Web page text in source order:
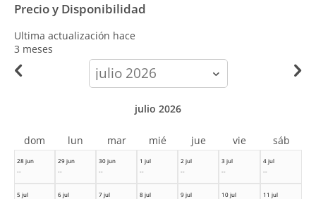
Precio y Disponibilidad
Ultima actualización hace
3 meses
calendar-
month
28 jun
--
29 jun
--
30 jun
--
1 jul
--
2 jul
--
3 jul
--
4 jul
--
5 jul
6 jul
7 jul
8 jul
9 jul
10 jul
11 jul
julio 2026
dom lun mar mié jue vie sáb